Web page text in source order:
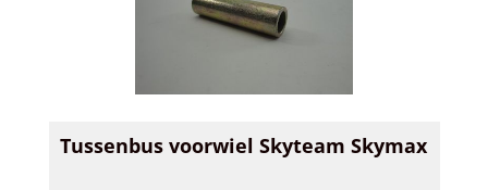
Tussenbus voorwiel Skyteam Skymax